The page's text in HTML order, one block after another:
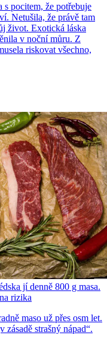
pocitem, že potřebuje
Netušila, že právě tam
život. Exotická láska
v noční můru. Z
riskovat všechno,
jí denně 800 g masa.
rizika
maso už přes osm let.
strašný nápad“.